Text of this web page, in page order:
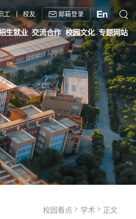
工 校友 邮箱登录
生就业 交流合作 校园文化 专题网站
校园看点 > 学术 > 正文